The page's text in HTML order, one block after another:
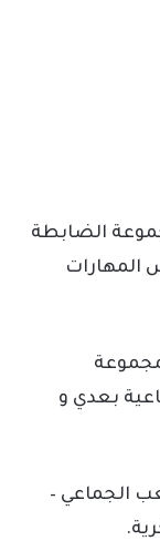
الضابطة
المهارات
بعدي و
الجماعي –